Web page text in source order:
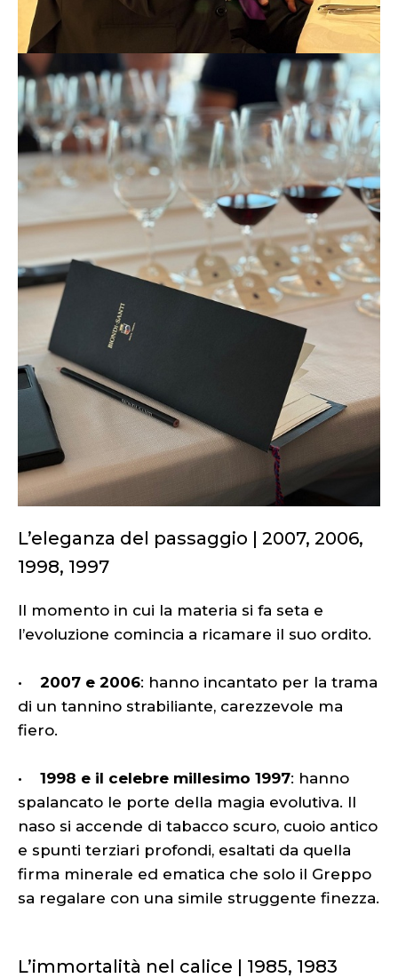
L’eleganza del passaggio | 2007, 2006,
1998, 1997
Il momento in cui la materia si fa seta e
l’evoluzione comincia a ricamare il suo ordito.
• 2007 e 2006: hanno incantato per la trama
di un tannino strabiliante, carezzevole ma
fiero.
• 1998 e il celebre millesimo 1997: hanno
spalancato le porte della magia evolutiva. Il
naso si accende di tabacco scuro, cuoio antico
e spunti terziari profondi, esaltati da quella
firma minerale ed ematica che solo il Greppo
sa regalare con una simile struggente finezza.
L’immortalità nel calice | 1985, 1983